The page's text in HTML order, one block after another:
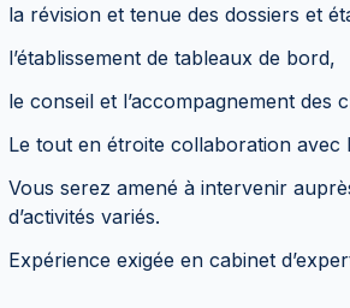
la révision et tenue des dossiers et
l’établissement de tableaux de bord,
le conseil et l’accompagnement des
Le tout en étroite collaboration avec
Vous serez amené à intervenir
d’activités variés.
Expérience exigée en cabinet